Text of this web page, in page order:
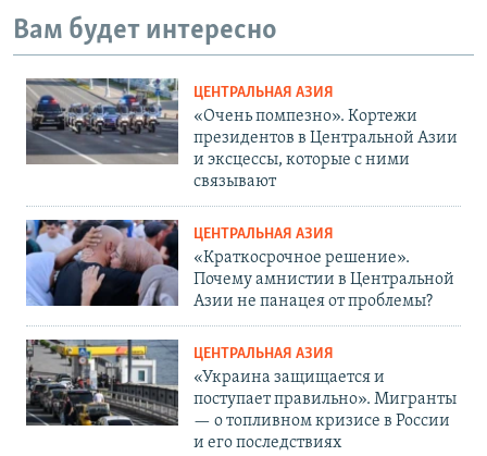
Вам будет интересно
ЦЕНТРАЛЬНАЯ АЗИЯ
«Очень помпезно». Кортежи
президентов в Центральной Азии
и эксцессы, которые с ними
связывают
ЦЕНТРАЛЬНАЯ АЗИЯ
«Краткосрочное решение».
Почему амнистии в Центральной
Азии не панацея от проблемы?
ЦЕНТРАЛЬНАЯ АЗИЯ
«Украина защищается и
поступает правильно». Мигранты
— о топливном кризисе в России
и его последствиях